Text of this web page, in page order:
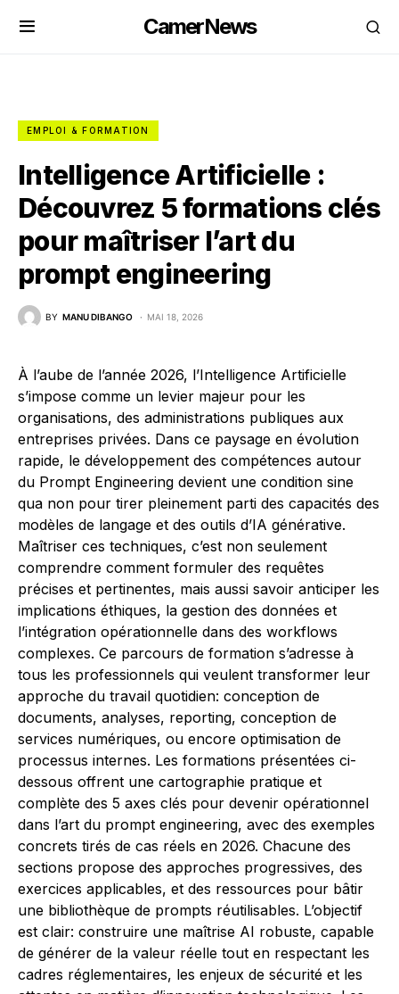
CamerNews
EMPLOI & FORMATION
Intelligence Artificielle :
Découvrez 5 formations clés
pour maîtriser l’art du
prompt engineering
BY MANU DIBANGO MAI 18, 2026
À l’aube de l’année 2026, l’Intelligence Artificielle
s’impose comme un levier majeur pour les
organisations, des administrations publiques aux
entreprises privées. Dans ce paysage en évolution
rapide, le développement des compétences autour
du Prompt Engineering devient une condition sine
qua non pour tirer pleinement parti des capacités des
modèles de langage et des outils d’IA générative.
Maîtriser ces techniques, c’est non seulement
comprendre comment formuler des requêtes
précises et pertinentes, mais aussi savoir anticiper les
implications éthiques, la gestion des données et
l’intégration opérationnelle dans des workflows
complexes. Ce parcours de formation s’adresse à
tous les professionnels qui veulent transformer leur
approche du travail quotidien: conception de
documents, analyses, reporting, conception de
services numériques, ou encore optimisation de
processus internes. Les formations présentées ci-
dessous offrent une cartographie pratique et
complète des 5 axes clés pour devenir opérationnel
dans l’art du prompt engineering, avec des exemples
concrets tirés de cas réels en 2026. Chacune des
sections propose des approches progressives, des
exercices applicables, et des ressources pour bâtir
une bibliothèque de prompts réutilisables. L’objectif
est clair: construire une maîtrise AI robuste, capable
de générer de la valeur réelle tout en respectant les
cadres réglementaires, les enjeux de sécurité et les